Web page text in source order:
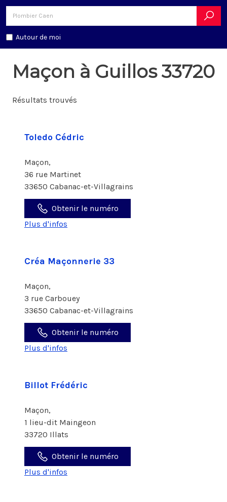
Autour de moi
Maçon à Guillos 33720
Résultats trouvés
Toledo Cédric
Maçon,
36 rue Martinet
33650 Cabanac-et-Villagrains
Obtenir le numéro
Plus d'infos
Créa Maçonnerie 33
Maçon,
3 rue Carbouey
33650 Cabanac-et-Villagrains
Obtenir le numéro
Plus d'infos
Billot Frédéric
Maçon,
1 lieu-dit Maingeon
33720 Illats
Obtenir le numéro
Plus d'infos